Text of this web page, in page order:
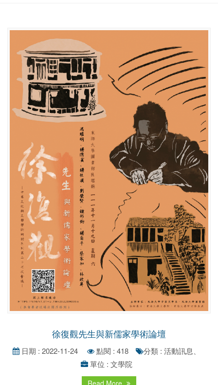
徐復觀先生與新儒家學術論壇
日期 : 2022-11-24 點閱 : 418
分類 : 活動訊息、
單位 : 文學院
Read More